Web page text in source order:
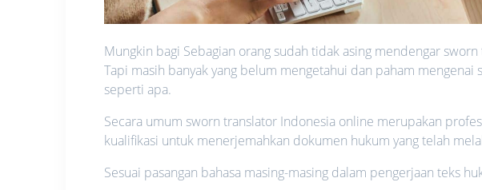
Mungkin bagi Sebagian orang sudah tidak asing mendengar
Tapi masih banyak yang belum mengetahui dan paham
seperti apa.
Secara umum sworn translator Indonesia online merupakan
kualifikasi untuk menerjemahkan dokumen hukum yang telah
Sesuai pasangan bahasa masing-masing dalam pengerjaan teks